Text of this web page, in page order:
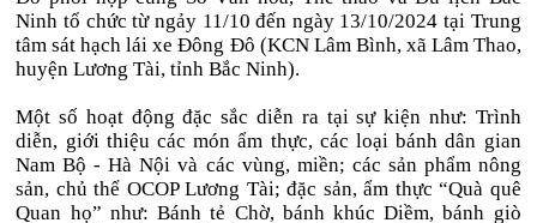
Ninh tổ chức từ ngảy 11/10 đến ngày 13/10/2024 tại Trung
tâm sát hạch lái xe Đông Đô (KCN Lâm Bình, xã Lâm Thao,
huyện Lương Tài, tỉnh Bắc Ninh).
Một số hoạt động đặc sắc diễn ra tại sự kiện như: Trình
diễn, giới thiệu các món ẩm thực, các loại bánh dân gian
Nam Bộ - Hà Nội và các vùng, miền; các sản phẩm nông
sản, chủ thể OCOP Lương Tài; đặc sản, ẩm thực “Quà quê
Quan họ” như: Bánh tẻ Chờ, bánh khúc Diềm, bánh giò